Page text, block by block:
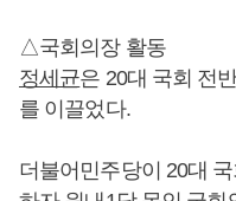
△국회의장 활동
정세균은 20대 국회 전
를 이끌었다.
더불어민주당이 20대